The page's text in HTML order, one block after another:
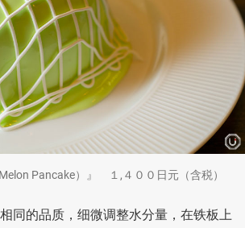
Pancake）』 １,４００日元（含税）
同的品质，细微调整水分量，在铁板上